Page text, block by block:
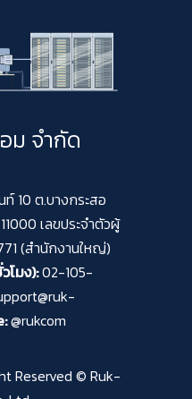
ม จำกัด
ท์ 10 ต.บางกระสอ
เลขประจำตัวผู้
(สำนักงานใหญ่)
โมง):02-105-
@rukcom
Reserved © Ruk-